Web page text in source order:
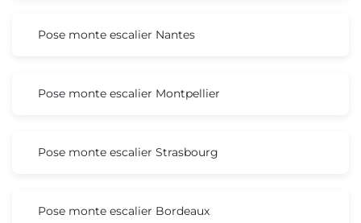
Pose monte escalier Nantes
Pose monte escalier Montpellier
Pose monte escalier Strasbourg
Pose monte escalier Bordeaux